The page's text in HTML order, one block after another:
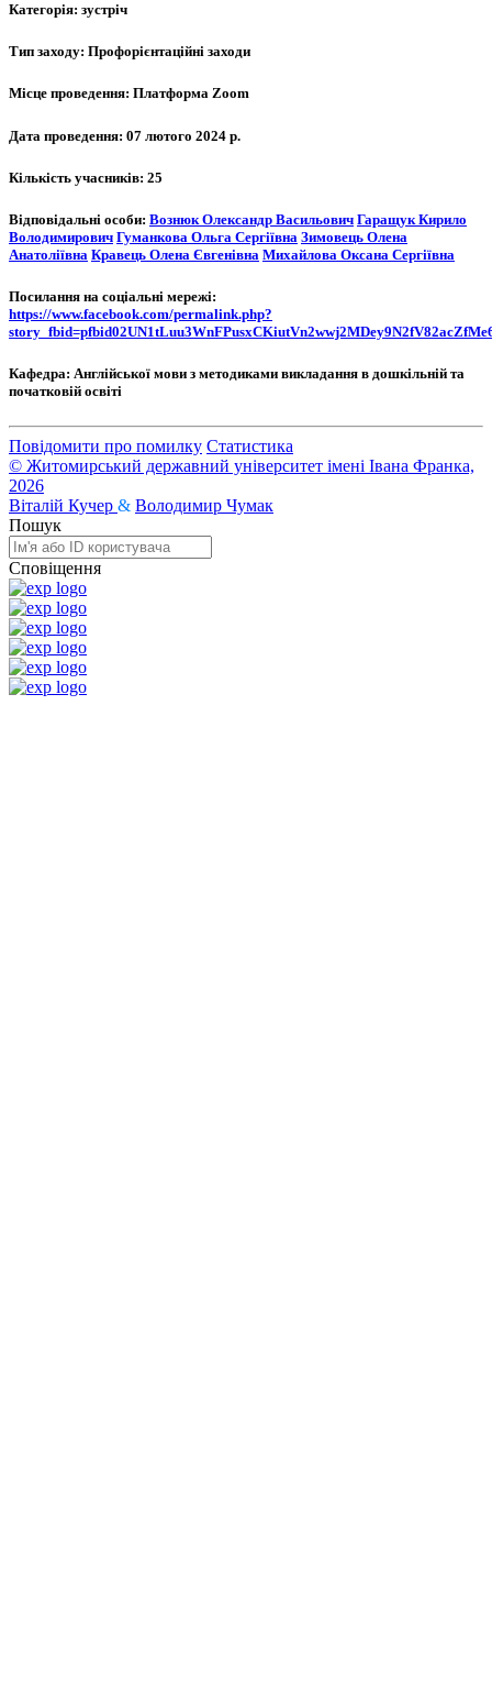
Категорія: зустріч
Тип заходу: Профорієнтаційні заходи
Місце проведення: Платформа Zoom
Дата проведення: 07 лютого 2024 р.
Кількість учасників: 25
Відповідальні особи: Вознюк Олександр Васильович Гаращук Кирило
Володимирович Гуманкова Ольга Сергіївна Зимовець Олена
Анатоліївна Кравець Олена Євгенівна Михайлова Оксана Сергіївна
Посилання на соціальні мережі:
https://www.facebook.com/permalink.php?
Кафедра: Англійської мови з методиками викладання в дошкільній та
початковій освіті
Повідомити про помилку Статистика
© Житомирський державний університет імені Івана Франка,
2026
Віталій Кучер & Володимир Чумак
Пошук
Сповіщення